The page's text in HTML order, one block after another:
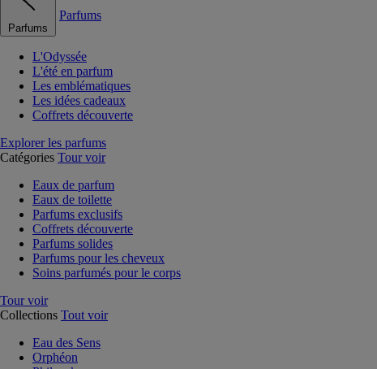
Parfums
Parfums
L'Odyssée
L'été en parfum
Les emblématiques
Les idées cadeaux
Coffrets découverte
Explorer les parfums
Catégories Tour voir
Eaux de parfum
Eaux de toilette
Parfums exclusifs
Coffrets découverte
Parfums solides
Parfums pour les cheveux
Soins parfumés pour le corps
Tour voir
Collections Tout voir
Eau des Sens
Orphéon